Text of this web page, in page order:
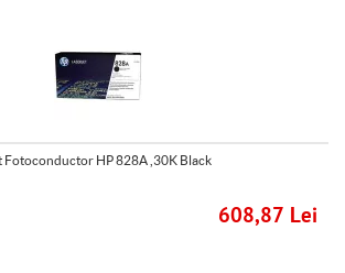
Fotoconductor HP 828A ,30K Black
608,87 Lei